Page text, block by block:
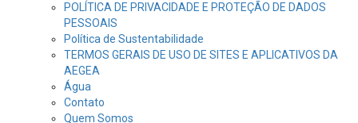
POLÍTICA DE PRIVACIDADE E PROTEÇÃO DE DADOS
PESSOAIS
Política de Sustentabilidade
TERMOS GERAIS DE USO DE SITES E APLICATIVOS DA
AEGEA
Água
Contato
Quem Somos